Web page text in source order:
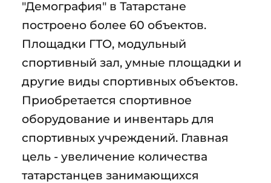
"Демография" в Татарстане
построено более 60 объектов.
Площадки ГТО, модульный
спортивный зал, умные площадки и
другие виды спортивных объектов.
Приобретается спортивное
оборудование и инвентарь для
спортивных учреждений. Главная
цель - увеличение количества
татарстанцев занимающихся